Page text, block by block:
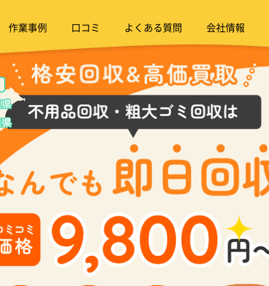
作業事例 口コミ よくある質問 会社情報